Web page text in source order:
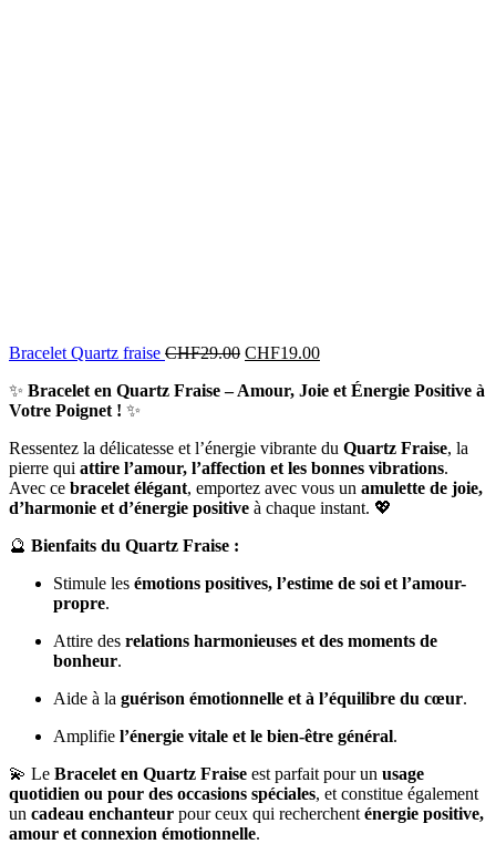
Bracelet Quartz fraise CHF29.00 CHF19.00
✨ Bracelet en Quartz Fraise – Amour, Joie et Énergie Positive à
Votre Poignet ! ✨
Ressentez la délicatesse et l’énergie vibrante du Quartz Fraise, la
pierre qui attire l’amour, l’affection et les bonnes vibrations.
Avec ce bracelet élégant, emportez avec vous un amulette de joie,
d’harmonie et d’énergie positive à chaque instant. 💖
🔮 Bienfaits du Quartz Fraise :
Stimule les émotions positives, l’estime de soi et l’amour-
propre.
Attire des relations harmonieuses et des moments de
bonheur.
Aide à la guérison émotionnelle et à l’équilibre du cœur.
Amplifie l’énergie vitale et le bien-être général.
💫 Le Bracelet en Quartz Fraise est parfait pour un usage
quotidien ou pour des occasions spéciales, et constitue également
un cadeau enchanteur pour ceux qui recherchent énergie positive,
amour et connexion émotionnelle.